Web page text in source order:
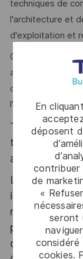
En
déposent
de
«
seront
considéré
cookies.
techniques de
l'architecture et
d'exploitation et
On vous
autonomie. Vous
organisation
l'engagement et
Thales,
tous les
atout.
Le poste
informations
nationale, la
procédure
dispositions